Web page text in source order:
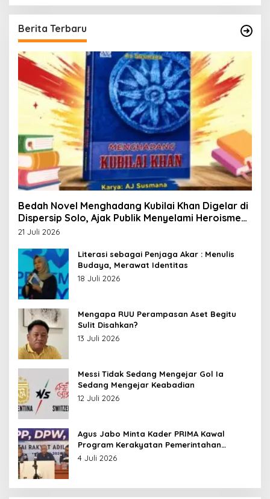
Berita Terbaru
Bedah Novel Menghadang Kubilai Khan Digelar di
Dispersip Solo, Ajak Publik Menyelami Heroisme
Leluhur Nusantara
21 Juli 2026
Literasi sebagai Penjaga Akar : Menulis
Budaya, Merawat Identitas
18 Juli 2026
Mengapa RUU Perampasan Aset Begitu
Sulit Disahkan?
13 Juli 2026
Messi Tidak Sedang Mengejar Gol Ia
Sedang Mengejar Keabadian
12 Juli 2026
Agus Jabo Minta Kader PRIMA Kawal
Program Kerakyatan Pemerintahan
Prabowo
4 Juli 2026